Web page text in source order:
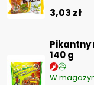
3,03 zł
140 g
W